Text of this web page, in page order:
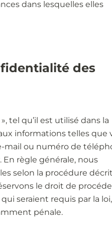
dans lesquelles elles
des
tel qu’il est utilisé dans la
informations telles que
mail ou numéro de
règle générale, nous
selon la procédure
le droit de
seraient requis par la
pénale.